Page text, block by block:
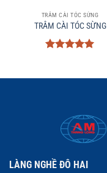
TRÂM CÀI TÓC SỪNG
TRÂM CÀI TÓC SỪNG
sao
LÀNG NGHỀ ĐÔ HAI